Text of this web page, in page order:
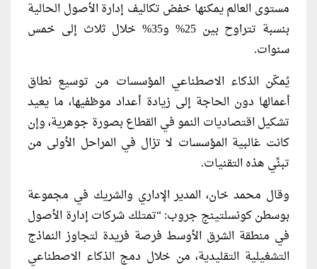
مستوى العالم يمكنها خفض تكاليف إدارة الأصول الحالية
بنسبة تتراوح بين 25% و35% خلال ثلاث إلى خمس
سنوات.
يُمكّن الذكاء الاصطناعي المؤسسات من توسيع نطاق
أعمالها دون الحاجة إلى زيادة أعداد موظفيها، ما يعيد
تشكيل اقتصاديات النمو في القطاع بصورة جوهرية، وإن
كانت غالبية المؤسسات لا تزال في المراحل الأولى من
تبنِّي هذه التقنيات.
وقال محمد خان، المدير الإداري والشريك في مجموعة
بوسطن كونسلتينج جروب: “تمتلك شركات إدارة الأصول
في منطقة الشرق الأوسط فرصة فريدة لتجاوز النماذج
التشغيلية التقليدية، من خلال دمج الذكاء الاصطناعي